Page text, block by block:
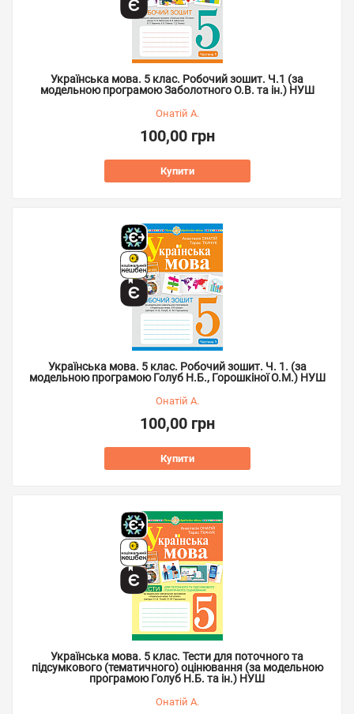
Українська мова. 5 клас. Робочий зошит. Ч.1 (за
модельною програмою Заболотного О.В. та ін.) НУШ
Онатій А.
100,00 грн
Купити
Українська мова. 5 клас. Робочий зошит. Ч. 1. (за
модельною програмою Голуб Н.Б., Горошкіної О.М.) НУШ
Онатій А.
100,00 грн
Купити
Українська мова. 5 клас. Тести для поточного та
підсумкового (тематичного) оцінювання (за модельною
програмою Голуб Н.Б. та ін.) НУШ
Онатій А.